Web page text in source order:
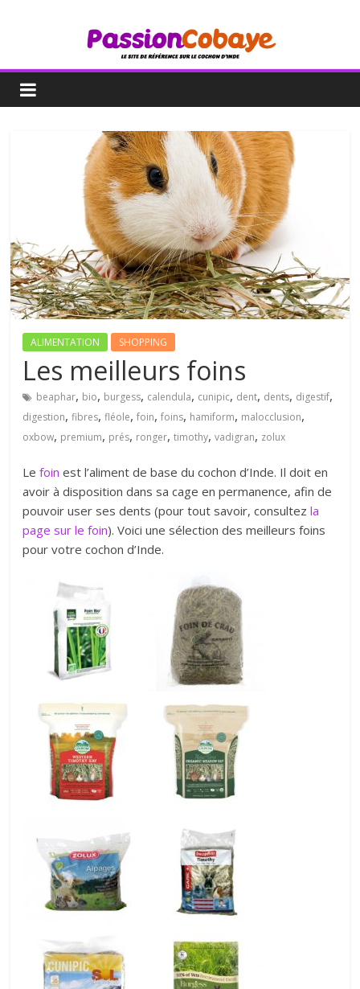
ALIMENTATION SHOPPING
Les meilleurs foins
beaphar, bio, burgess, calendula, cunipic, dent, dents, digestif,
digestion,fibres,fléole,foin,foins, hamiform, malocclusion,
oxbow, premium, prés, ronger,timothy,vadigran, zolux
Lefoin est l’aliment de base du cochon d’Inde. Il doit en
avoir à disposition dans sa cage en permanence, afin de
pouvoir user ses dents (pour tout savoir, consultezla
page sur le foin). Voici une sélection des meilleurs foins
pour votre cochon d’Inde.